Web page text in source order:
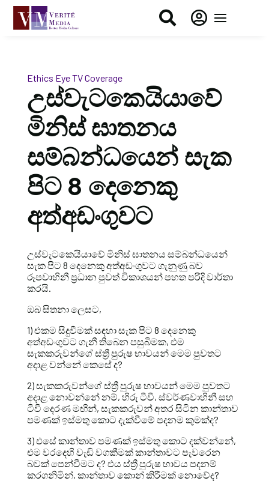
 
Ethics EyeTV Coverage
උස්වැටකෙයියාවේ
මිනිස් ඝාතනය
සම්බන්ධයෙන් සැක
පිට 8 දෙනෙකු
අත්අඩංගුවට
උස්වැටකෙයියාවේ මිනිස් ඝාතනය සම්බන්ධයෙන්
සැක පිට 8 දෙනෙකු අත්අඩංගුවට ගැනුණු බව
රූපවාහිනී ප්‍රධාන පුවත් විකාශයන් පහත පරිදි වාර්තා
කරයි.
ඔබ සිතනා ලෙසට,
1) එකම සිදුවීමක් සඳහා සැක පිට 8 දෙනෙකු
අත්අඩංගුවට ගැනී තිබෙන පසුබිමක, එම
සැකකරුවන්ගේ ස්ත්‍රී පුරුෂ භාවයන් මෙම පුවතට
අදාළ වන්නේ කෙසේ ද?
2) සැකකරුවන්ගේ ස්ත්‍රී පුරුෂ භාවයන් මෙම පුවතට
අදාළ නොවන්නේ නම්, හිරු ටීවී, ස්වර්ණවාහිනී සහ
ටීවී දෙරණ මඟින්, සැකකරුවන් අතර සිටින කාන්තාව
පමණක් ඉස්මතු කොට දැක්වීමේ පදනම කුමක්ද?
3) එසේ කාන්තාව පමණක් ඉස්මතු කොට දක්වන්නේ,
එම වරදෙහි වැඩි වගකීමක් කාන්තාවට පැවරෙන
බවක් පෙන්වීමට ද? එය ස්ත්‍රී පුරුෂ භාවය පදනම්
කරගනිමින්, කාන්තාව කොන් කිරීමක් නොවේද?